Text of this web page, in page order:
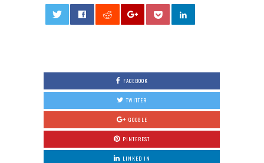
FACEBOOK
TWITTER
GOOGLE
PINTEREST
LINKED IN